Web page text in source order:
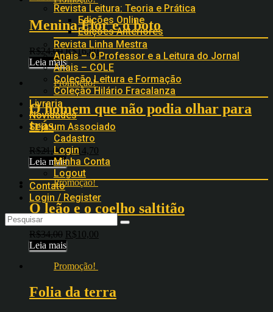
Revista Leitura: Teoria e Prática
Edições Online
Edições Anteriores
Revista Linha Mestra
Anais – O Professor e a Leitura do Jornal
Anais – COLE
Coleção Leitura e Formação
Coleção Hilário Fracalanza
Livraria
Novidades
Seja um Associado
Cadastro
Login
Minha Conta
Logout
Contato
Login / Register
Menina Flor e o boto
R$24,00 R$16,80
Leia mais
Promoção!
O homem que não podia olhar para
trás
R$21,00 R$14,70
Leia mais
Promoção!
O leão e o coelho saltitão
R$34,00 R$ 10,00
Leia mais
Promoção!
Folia da terra